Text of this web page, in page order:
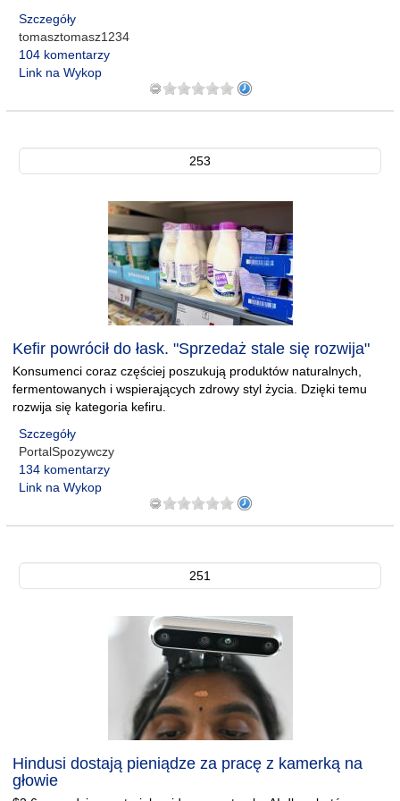
Szczegóły
tomasztomasz1234
104 komentarzy
Link na Wykop
253
Kefir powrócił do łask. "Sprzedaż stale się rozwija"
Konsumenci coraz częściej poszukują produktów naturalnych,
fermentowanych i wspierających zdrowy styl życia. Dzięki temu
rozwija się kategoria kefiru.
Szczegóły
PortalSpozywczy
134 komentarzy
Link na Wykop
251
Hindusi dostają pieniądze za pracę z kamerką na
głowie